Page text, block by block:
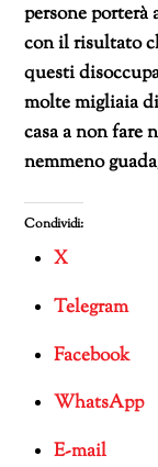
persone
con il risultato
questi
molte migliaia
casa a non fare
nemmeno
Condividi:
X
Telegram
Facebook
WhatsApp
E-mail